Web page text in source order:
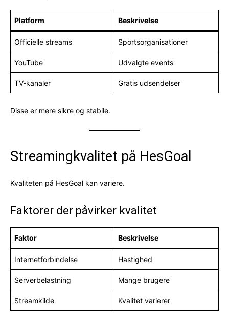
Platform Beskrivelse
Officielle streams Sportsorganisationer
YouTube Udvalgte events
TV-kanaler Gratis udsendelser
Disse er mere sikre og stabile.
Streamingkvalitet på HesGoal
Kvaliteten på HesGoal kan variere.
Faktorer der påvirker kvalitet
Faktor Beskrivelse
Internetforbindelse Hastighed
Serverbelastning Mange brugere
Streamkilde Kvalitet varierer